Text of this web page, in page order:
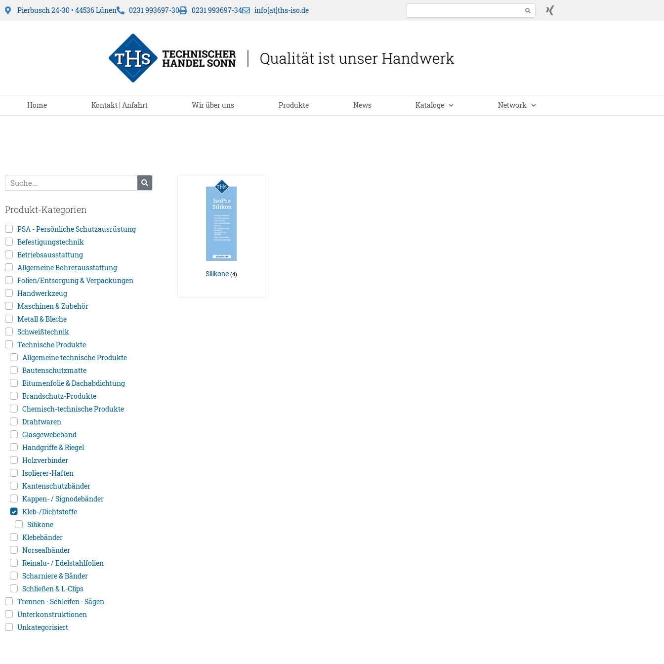
Pierbusch 24-30 • 44536 Lünen 0231 993697-30 0231 993697-34 info[at]ths-iso.de
Home Kontakt | Anfahrt Wir über uns Produkte News Kataloge Network
Produkt-Kategorien
PSA - Persönliche Schutzausrüstung
Befestigungstechnik
Betriebsausstattung
Allgemeine Bohrerausstattung
Folien/Entsorgung & Verpackungen
Handwerkzeug
Maschinen & Zubehör
Metall & Bleche
Schweißtechnik
Technische Produkte
Allgemeine technische Produkte
Bautenschutzmatte
Bitumenfolie & Dachabdichtung
Brandschutz-Produkte
Chemisch-technische Produkte
Drahtwaren
Glasgewebeband
Handgriffe & Riegel
Holzverbinder
Isolierer-Haften
Kantenschutzbänder
Kappen- / Signodebänder
Kleb-/Dichtstoffe
Silikone
Klebebänder
Norsealbänder
Reinalu- / Edelstahlfolien
Scharniere & Bänder
Schließen & L-Clips
Trennen · Schleifen · Sägen
Unterkonstruktionen
Unkategorisiert
Silikone(4)